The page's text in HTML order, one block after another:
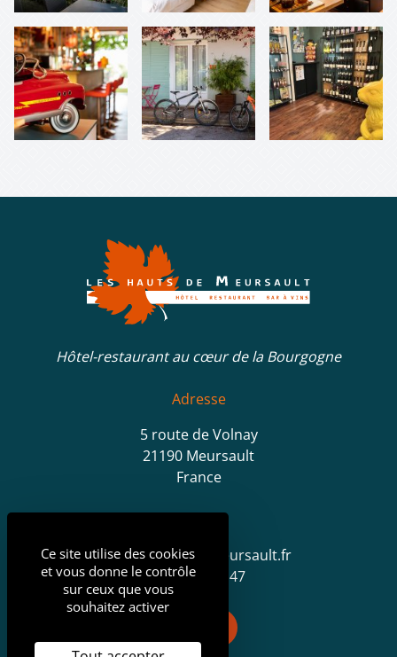
Hôtel-restaurant au cœur de la Bourgogne
Adresse
5 route de Volnay
21190 Meursault
France
contact@hotel-meursault.fr
03 80 21 23 47
FacebookTripAdvisor
Ce site utilise des cookies
et vous donne le contrôle
sur ceux que vous
souhaitez activer